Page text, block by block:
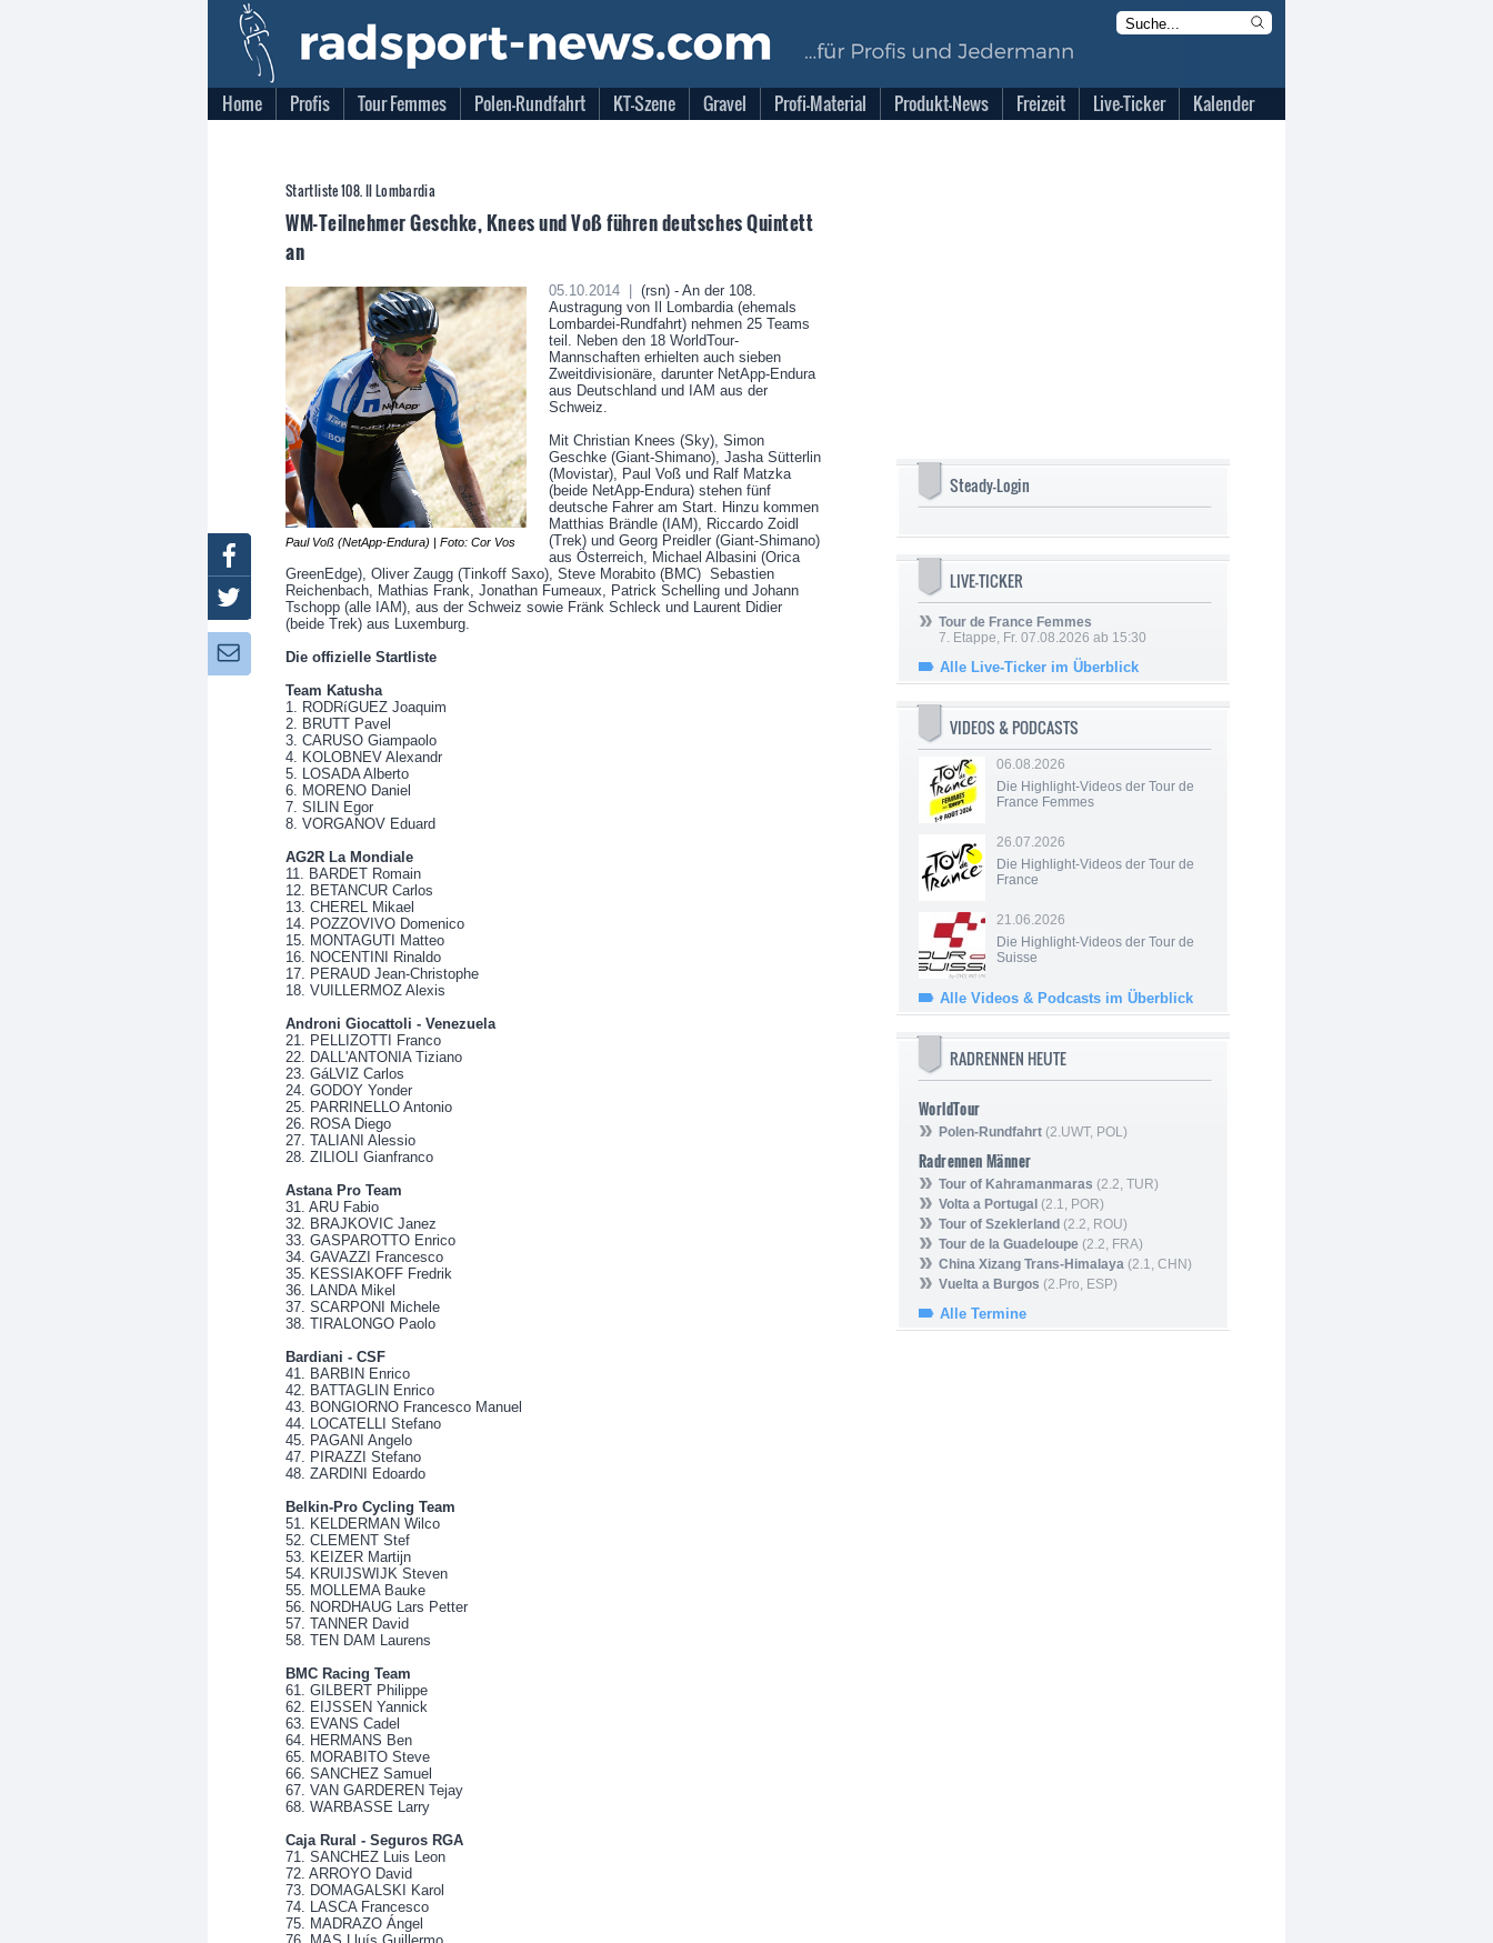
Home Profis Tour Femmes Polen-Rundfahrt KT-Szene Gravel Profi-Material Produkt-News Freizeit Live-Ticker Kalender
Startliste 108. Il Lombardia
WM-Teilnehmer Geschke, Knees und Voß führen deutsches Quintett
an
Paul Voß (NetApp-Endura) | Foto: Cor Vos
05.10.2014 |
(rsn) - An der 108.
Austragung von Il Lombardia (ehemals
Lombardei-Rundfahrt) nehmen 25 Teams
teil. Neben den 18 WorldTour-
Mannschaften erhielten auch sieben
Zweitdivisionäre, darunter NetApp-Endura
aus Deutschland und IAM aus der
Schweiz.
Mit Christian Knees (Sky), Simon
Geschke (Giant-Shimano), Jasha Sütterlin
(Movistar), Paul Voß und Ralf Matzka
(beide NetApp-Endura) stehen fünf
deutsche Fahrer am Start. Hinzu kommen
Matthias Brändle (IAM), Riccardo Zoidl
(Trek) und Georg Preidler (Giant-Shimano)
aus Österreich, Michael Albasini (Orica
GreenEdge), Oliver Zaugg (Tinkoff Saxo), Steve Morabito (BMC) Sebastien
Reichenbach, Mathias Frank, Jonathan Fumeaux, Patrick Schelling und Johann
Tschopp (alle IAM), aus der Schweiz sowie Fränk Schleck und Laurent Didier
(beide Trek) aus Luxemburg.
Die offizielle Startliste
Team Katusha
1. RODRíGUEZ Joaquim
2. BRUTT Pavel
3. CARUSO Giampaolo
4. KOLOBNEV Alexandr
5. LOSADA Alberto
6. MORENO Daniel
7. SILIN Egor
8. VORGANOV Eduard
AG2R La Mondiale
11. BARDET Romain
12. BETANCUR Carlos
13. CHEREL Mikael
14. POZZOVIVO Domenico
15. MONTAGUTI Matteo
16. NOCENTINI Rinaldo
17. PERAUD Jean-Christophe
18. VUILLERMOZ Alexis
Androni Giocattoli - Venezuela
21. PELLIZOTTI Franco
22. DALL'ANTONIA Tiziano
23. GáLVIZ Carlos
24. GODOY Yonder
25. PARRINELLO Antonio
26. ROSA Diego
27. TALIANI Alessio
28. ZILIOLI Gianfranco
Astana Pro Team
31. ARU Fabio
32. BRAJKOVIC Janez
33. GASPAROTTO Enrico
34. GAVAZZI Francesco
35. KESSIAKOFF Fredrik
36. LANDA Mikel
37. SCARPONI Michele
38. TIRALONGO Paolo
Bardiani - CSF
41. BARBIN Enrico
42. BATTAGLIN Enrico
43. BONGIORNO Francesco Manuel
44. LOCATELLI Stefano
45. PAGANI Angelo
47. PIRAZZI Stefano
48. ZARDINI Edoardo
Belkin-Pro Cycling Team
51. KELDERMAN Wilco
52. CLEMENT Stef
53. KEIZER Martijn
54. KRUIJSWIJK Steven
55. MOLLEMA Bauke
56. NORDHAUG Lars Petter
57. TANNER David
58. TEN DAM Laurens
BMC Racing Team
61. GILBERT Philippe
62. EIJSSEN Yannick
63. EVANS Cadel
64. HERMANS Ben
65. MORABITO Steve
66. SANCHEZ Samuel
67. VAN GARDEREN Tejay
68. WARBASSE Larry
Caja Rural - Seguros RGA
71. SANCHEZ Luis Leon
72. ARROYO David
73. DOMAGALSKI Karol
74. LASCA Francesco
75. MADRAZO Ángel
Steady-Login
LIVE-TICKER
Tour de France Femmes
7. Etappe, Fr. 07.08.2026 ab 15:30
Alle Live-Ticker im Überblick
VIDEOS & PODCASTS
06.08.2026
Die Highlight-Videos der Tour de
France Femmes
26.07.2026
Die Highlight-Videos der Tour de
France
21.06.2026
Die Highlight-Videos der Tour de
Suisse
Alle Videos & Podcasts im Überblick
RADRENNEN HEUTE
WorldTour
Polen-Rundfahrt (2.UWT, POL)
Radrennen Männer
Tour of Kahramanmaras (2.2, TUR)
Volta a Portugal (2.1, POR)
Tour of Szeklerland (2.2, ROU)
Tour de la Guadeloupe (2.2, FRA)
China Xizang Trans-Himalaya (2.1, CHN)
Vuelta a Burgos (2.Pro, ESP)
Alle Termine
Twitter
Newsletter: